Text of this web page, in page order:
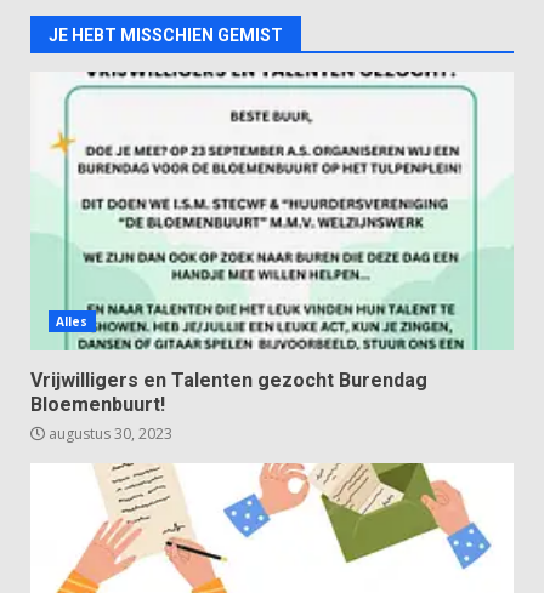
JE HEBT MISSCHIEN GEMIST
Alles
Vrijwilligers en Talenten gezocht Burendag
Bloemenbuurt!
augustus 30, 2023